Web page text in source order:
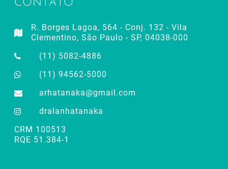
CONTATO
R. Borges Lagoa, 564 - Conj. 132 - Vila
Clementino, São Paulo - SP, 04038-000
(11) 5082-4886
(11) 94562-5000
arhatanaka@gmail.com
dralanhatanaka
CRM 100513
RQE 51.384-1